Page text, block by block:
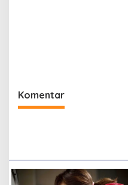
Komentar